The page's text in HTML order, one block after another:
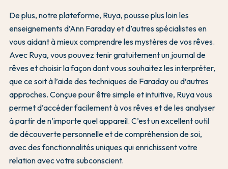
De plus, notre plateforme, Ruya, pousse plus loin les
enseignements d’Ann Faraday et d’autres spécialistes en
vous aidant à mieux comprendre les mystères de vos rêves.
Avec Ruya, vous pouvez tenir gratuitement un journal de
rêves et choisir la façon dont vous souhaitez les interpréter,
que ce soit à l’aide des techniques de Faraday ou d’autres
approches. Conçue pour être simple et intuitive, Ruya vous
permet d’accéder facilement à vos rêves et de les analyser
à partir de n’importe quel appareil. C’est un excellent outil
de découverte personnelle et de compréhension de soi,
avec des fonctionnalités uniques qui enrichissent votre
relation avec votre subconscient.